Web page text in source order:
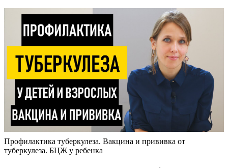
Профилактика туберкулеза. Вакцина и прививка от
туберкулеза. БЦЖ у ребенка